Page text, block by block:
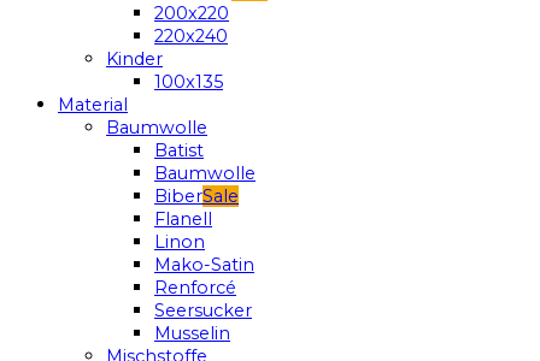
200x220
220x240
Kinder
100x135
Material
Baumwolle
Batist
Baumwolle
Biber
Flanell
Linon
Mako-Satin
Renforcé
Seersucker
Musselin
Mischstoffe